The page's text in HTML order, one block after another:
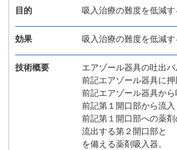
目的 吸入治療の難度を低減す
効果 吸入治療の難度を低減
技術概要
エアゾール器具の吐出
前記エアゾール器具に
前記エアゾール器具か
前記第１開口部から流入
前記第１開口部への薬
流出する第２開口部と
を備える薬剤吸入器。